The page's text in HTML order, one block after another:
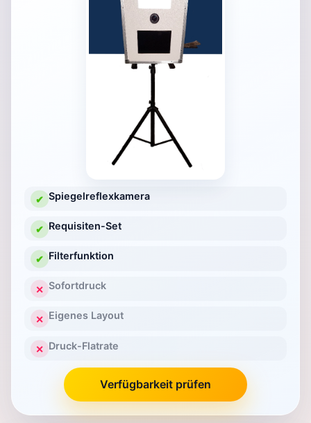
✔ Spiegelreflexkamera
✔ Requisiten-Set
✔ Filterfunktion
✕ Sofortdruck
✕ Eigenes Layout
✕ Druck-Flatrate
Verfügbarkeit prüfen